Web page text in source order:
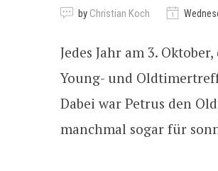
by Christian Koch
Jedes Jahr am 3.
Young- und
Dabei war Petrus den
manchmal sogar für